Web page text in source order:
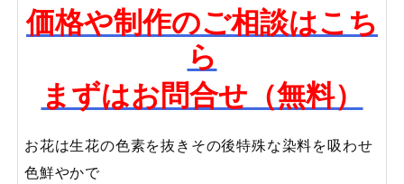
価格や制作のご相談はこち
ら
まずはお問合せ（無料）
お花は生花の色素を抜きその後特殊な染料を吸わせ
色鮮やかで